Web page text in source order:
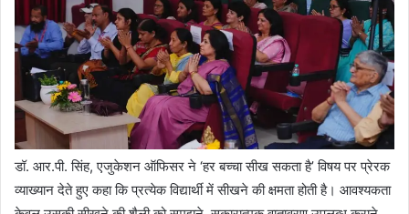
डॉ. आर.पी. सिंह, एजुकेशन ऑफिसर ने ‘हर बच्चा सीख सकता है’ विषय पर प्रेरक
व्याख्यान देते हुए कहा कि प्रत्येक विद्यार्थी में सीखने की क्षमता होती है। आवश्यकता